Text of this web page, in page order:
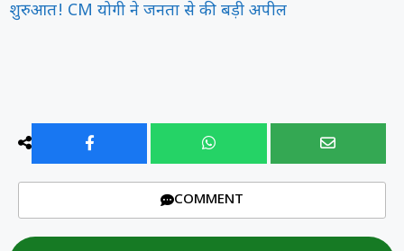
शुरुआत! CM योगी ने जनता से की बड़ी अपील
COMMENT